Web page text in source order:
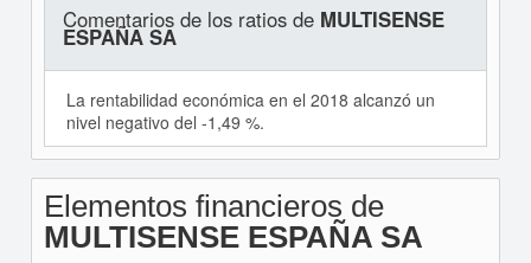
Comentarios de los ratios de MULTISENSE
ESPAÑA SA
La rentabilidad económica en el 2018 alcanzó un
nivel negativo del -1,49 %.
Elementos financieros de
MULTISENSE ESPAÑA SA